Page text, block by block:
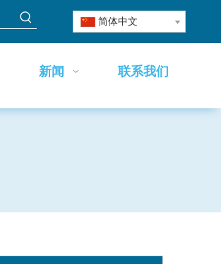
简体中文
新闻 联系我们